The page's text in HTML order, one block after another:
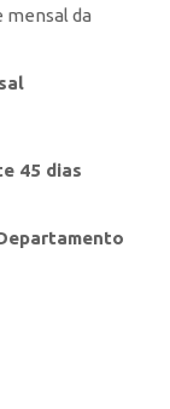
mensal da
45 dias